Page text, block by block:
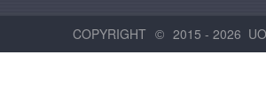
COPYRIGHT © 2015 - 2026